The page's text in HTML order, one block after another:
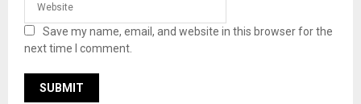
Save my name, email, and website in this browser for the
next time I comment.